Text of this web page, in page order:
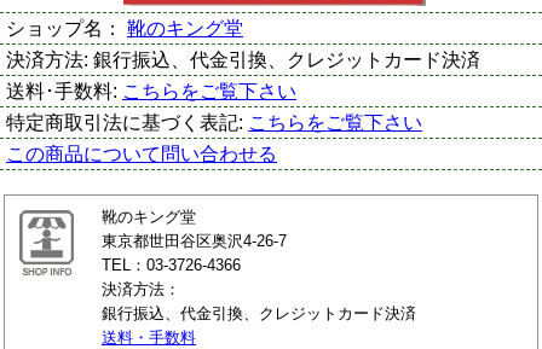
ショップ名： 靴のキング堂
決済方法: 銀行振込、代金引換、クレジットカード決済
送料･手数料: こちらをご覧下さい
特定商取引法に基づく表記: こちらをご覧下さい
この商品について問い合わせる
靴のキング堂
東京都世田谷区奥沢4-26-7
TEL：03-3726-4366
決済方法：
銀行振込、代金引換、クレジットカード決済
送料・手数料